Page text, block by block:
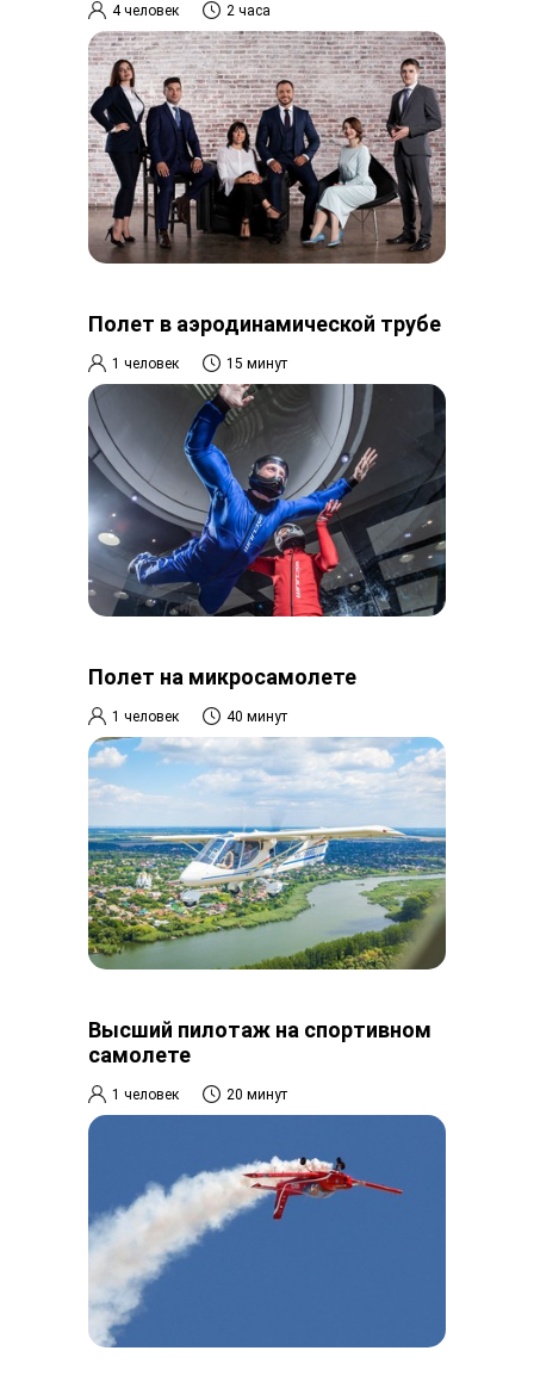
4 человек 2 часа
Полет в аэродинамической трубе
1 человек 15 минут
Полет на микросамолете
1 человек 40 минут
Высший пилотаж на спортивном
самолете
1 человек 20 минут